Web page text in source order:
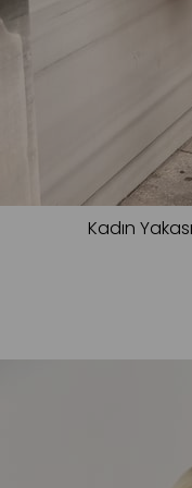
Kadın